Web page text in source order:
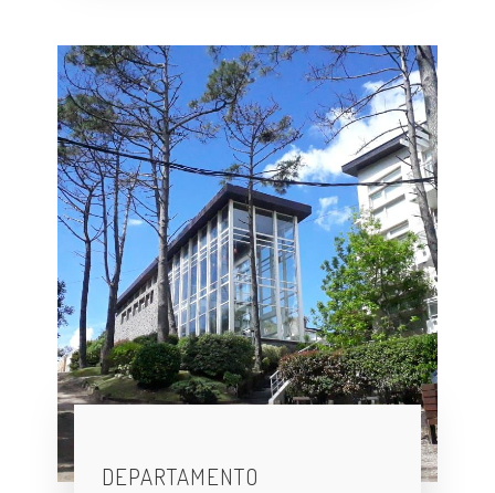
DEPARTAMENTO